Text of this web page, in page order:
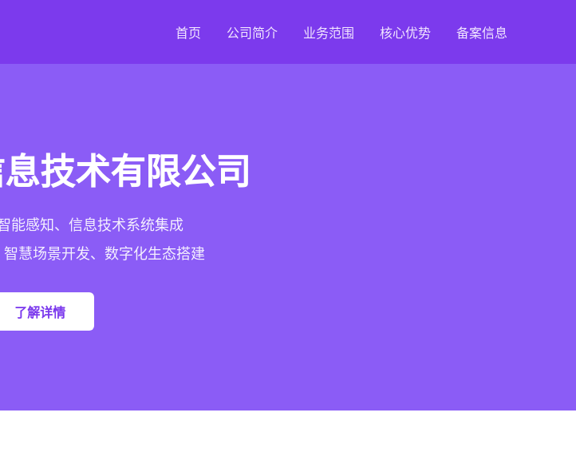
首页 公司简介 业务范围 核心优势 备案信息
技术有限公司
能感知、信息技术系统集成
慧场景开发、数字化生态搭建
了解详情